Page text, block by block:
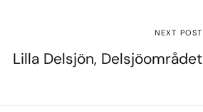
NEXT POST
Lilla Delsjön, Delsjöområdet